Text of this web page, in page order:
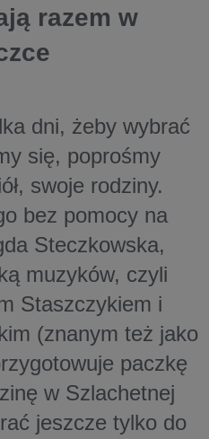
razem w
dni, żeby wybrać
się, poprośmy
swoje rodziny.
bez pomocy na
Steczkowska,
muzyków, czyli
Staszczykiem i
(znanym też jako
paczkę
w Szlachetnej
jeszcze tylko do